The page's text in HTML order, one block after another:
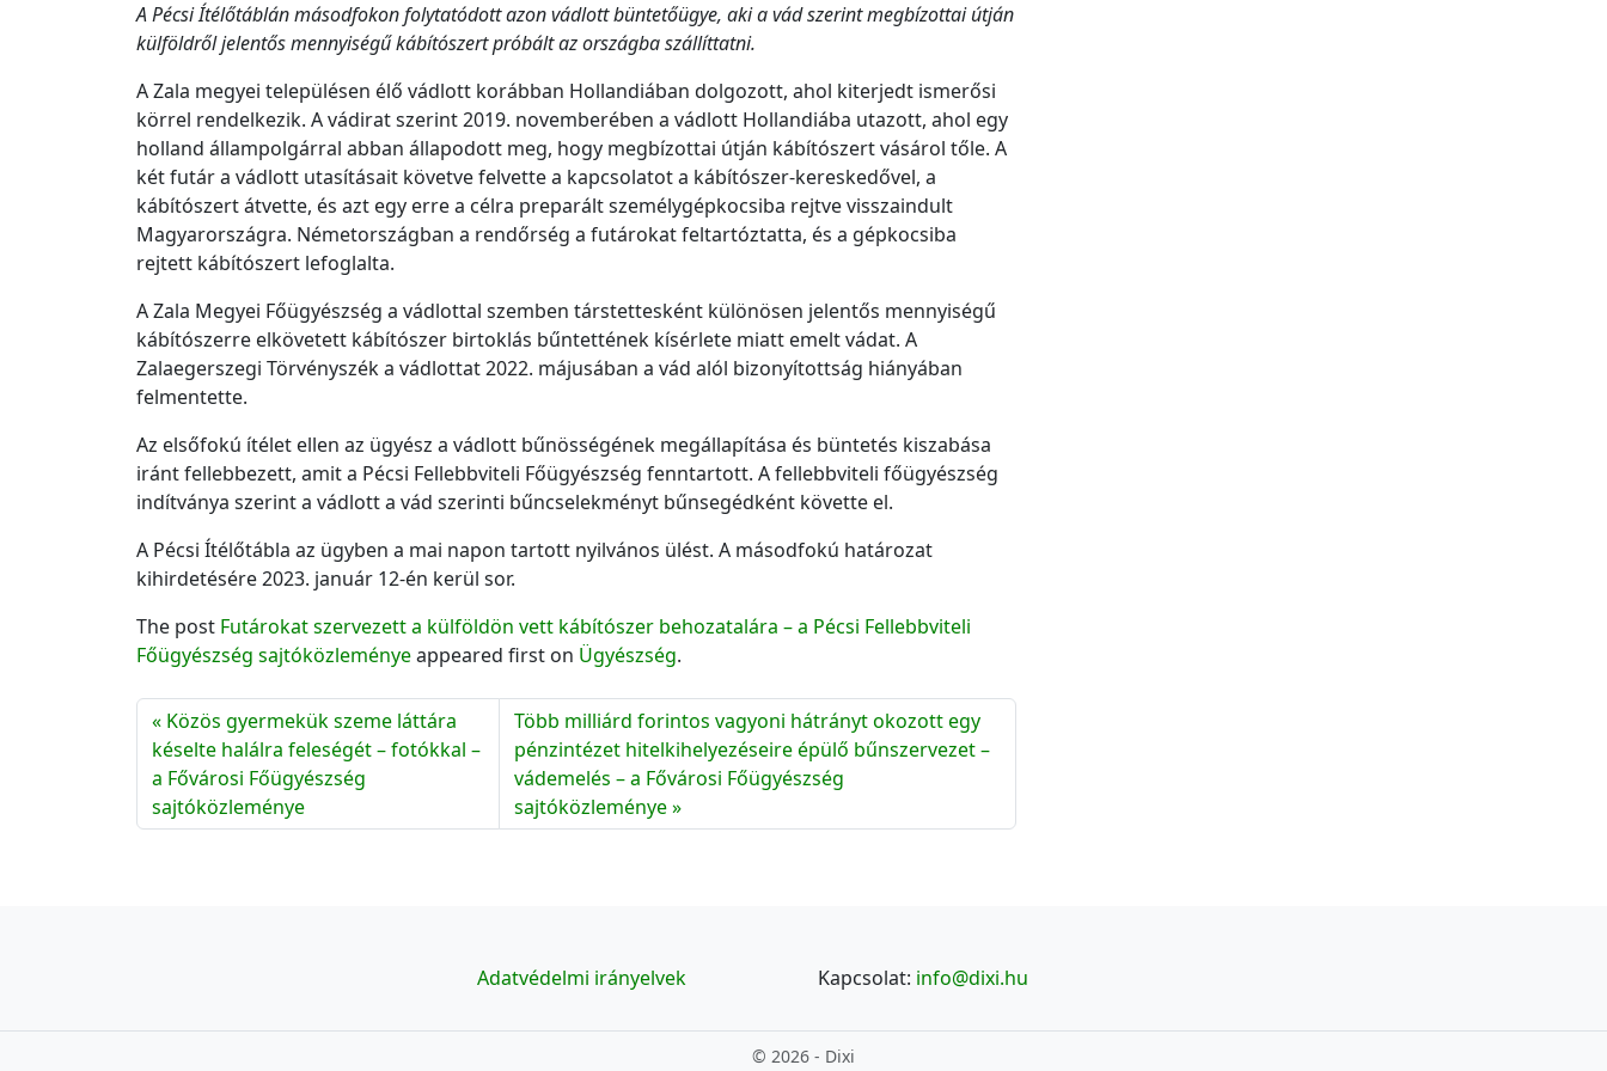
A Pécsi Ítélőtáblán másodfokon folytatódott azon vádlott büntetőügye, aki a vád szerintmegbízottai útján
külföldről jelentős mennyiségű kábítószert próbált az országba szállíttatni.
A Zala megyei településen élő vádlott korábban Hollandiában dolgozott, ahol kiterjedt ismerősi
körrel rendelkezik. A vádirat szerint 2019. novemberében a vádlott Hollandiába utazott, ahol egy
holland állampolgárral abban állapodott meg, hogy megbízottai útján kábítószert vásárol tőle. A
két futár a vádlott utasításait követve felvette a kapcsolatot a kábítószer-kereskedővel, a
kábítószert átvette, és azt egy erre a célra preparált személygépkocsiba rejtve visszaindult
Magyarországra. Németországban a rendőrség a futárokat feltartóztatta, és a gépkocsiba
rejtett kábítószert lefoglalta.
A Zala Megyei Főügyészség a vádlottal szemben társtettesként különösen jelentős mennyiségű
kábítószerre elkövetett kábítószer birtoklás bűntettének kísérlete miatt emelt vádat. A
Zalaegerszegi Törvényszék a vádlottat 2022. májusában a vád alól bizonyítottság hiányában
felmentette.
Az elsőfokú ítélet ellen az ügyész a vádlott bűnösségének megállapítása és büntetés kiszabása
iránt fellebbezett, amit a Pécsi Fellebbviteli Főügyészség fenntartott. A fellebbviteli főügyészség
indítványa szerint a vádlott a vád szerinti bűncselekményt bűnsegédként követte el.
A Pécsi Ítélőtábla az ügyben a mai napon tartott nyilvános ülést. A másodfokú határozat
kihirdetésére 2023. január 12-én kerül sor.
The post Futárokat szervezett a külföldön vett kábítószer behozatalára – a Pécsi Fellebbviteli
Főügyészség sajtóközleményeappeared first on Ügyészség.
Közös gyermekük szeme láttára
késelte halálra feleségét – fotókkal –
a Fővárosi Főügyészség
sajtóközleménye
Több milliárd forintos vagyoni hátrányt okozott egy
pénzintézet hitelkihelyezéseire épülő bűnszervezet –
vádemelés – a Fővárosi Főügyészség
sajtóközleménye
Adatvédelmi irányelvek Kapcsolat: info@dixi.hu
© 2026 - Dixi